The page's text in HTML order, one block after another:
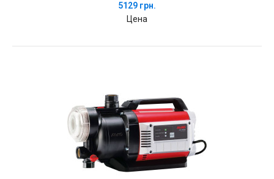
5129 грн.
Цена